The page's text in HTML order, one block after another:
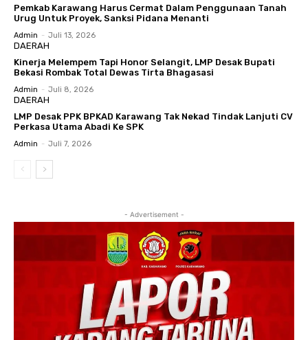
Pemkab Karawang Harus Cermat Dalam Penggunaan Tanah
Urug Untuk Proyek, Sanksi Pidana Menanti
Admin - Juli 13, 2026
DAERAH
Kinerja Melempem Tapi Honor Selangit, LMP Desak Bupati
Bekasi Rombak Total Dewas Tirta Bhagasasi
Admin - Juli 8, 2026
DAERAH
LMP Desak PPK BPKAD Karawang Tak Nekad Tindak Lanjuti CV
Perkasa Utama Abadi Ke SPK
Admin - Juli 7, 2026
- Advertisement -